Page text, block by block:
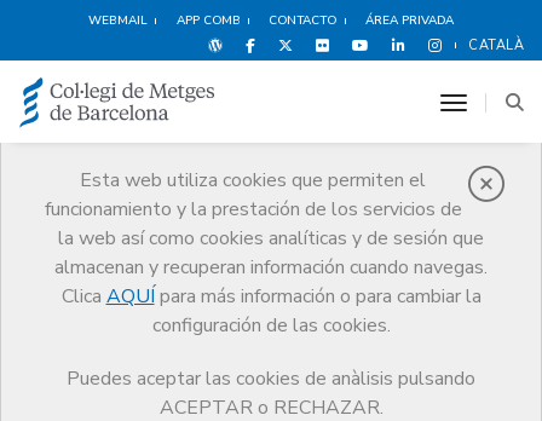
WEBMAIL APP COMB CONTACTO ÁREA PRIVADA
CATALÀ
Esta web utiliza cookies que permiten el
funcionamiento y la prestación de los servicios de
la web así como cookies analíticas y de sesión que
almacenan y recuperan información cuando navegas.
Clica AQUÍ para más información o para cambiar la
configuración de las cookies.
Puedes aceptar las cookies de anàlisis pulsando
ACEPTAR o RECHAZAR.
toggle
Noticias
Comunicación
Noticias
El CoMB y la Fundación Galatea participan en Oslo en una jornada de
la EAPH sobre bienestar de los profesionales sanitarios